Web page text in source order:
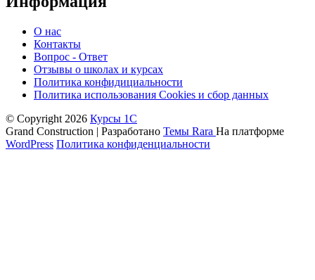
О нас
Контакты
Вопрос - Ответ
Отзывы о школах и курсах
Политика конфидициальности
Политика использования Cookies и сбор данных
© Copyright 2026 Курсы 1С
Grand Construction | Разработано Темы Rara На платформе
WordPress Политика конфиденциальности